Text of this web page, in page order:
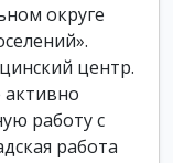
округе
центр.
активно
работу с
работа